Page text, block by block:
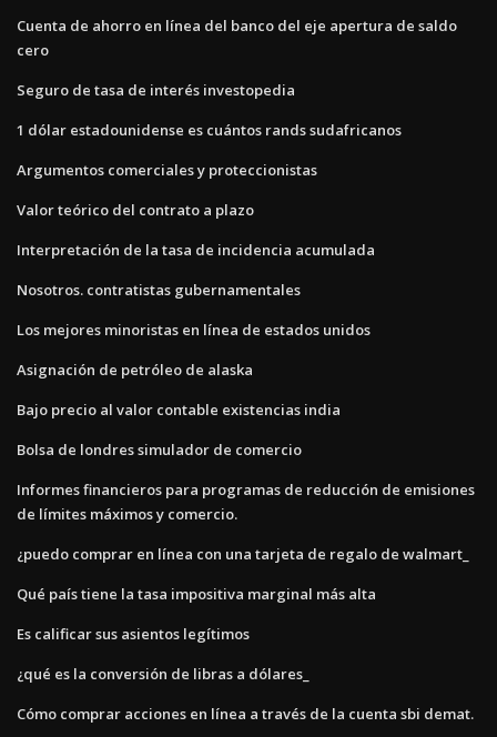
Cuenta de ahorro en línea del banco del eje apertura de saldo
cero
Seguro de tasa de interés investopedia
1 dólar estadounidense es cuántos rands sudafricanos
Argumentos comerciales y proteccionistas
Valor teórico del contrato a plazo
Interpretación de la tasa de incidencia acumulada
Nosotros. contratistas gubernamentales
Los mejores minoristas en línea de estados unidos
Asignación de petróleo de alaska
Bajo precio al valor contable existencias india
Bolsa de londres simulador de comercio
Informes financieros para programas de reducción de emisiones
de límites máximos y comercio.
¿puedo comprar en línea con una tarjeta de regalo de walmart_
Qué país tiene la tasa impositiva marginal más alta
Es calificar sus asientos legítimos
¿qué es la conversión de libras a dólares_
Cómo comprar acciones en línea a través de la cuenta sbi demat.